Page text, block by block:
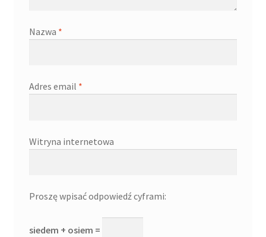
Nazwa *
Adres email *
Witryna internetowa
Proszę wpisać odpowiedź cyframi:
siedem + osiem =